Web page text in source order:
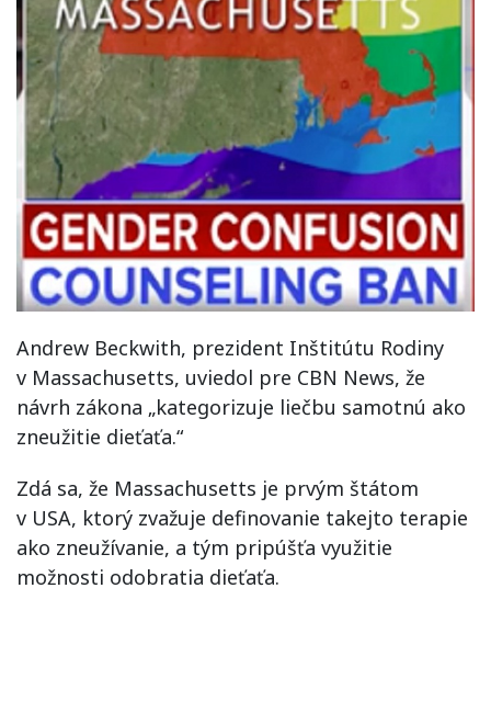
Andrew Beckwith, prezident Inštitútu Rodiny
v Massachusetts, uviedol pre CBN News, že
návrh zákona „kategorizuje liečbu samotnú ako
zneužitie dieťaťa.“
Zdá sa, že Massachusetts je prvým štátom
v USA, ktorý zvažuje definovanie takejto terapie
ako zneužívanie, a tým pripúšťa využitie
možnosti odobratia dieťaťa.